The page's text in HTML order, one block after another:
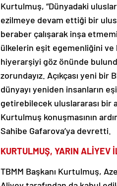
Kurtulmuş, “Dünyadaki
ezilmeye devam ettiği bir
beraber çalışarak inşa
ülkelerin eşit egemenliğini ve
hiyerarşiyi göz önünde
zorundayız. Açıkçası yeni
dünyayı yeniden insanların
getirebilecek uluslararası bir
Kurtulmuş konuşmasının
Sahibe Gafarova’ya devretti.
KURTULMUŞ, YARIN ALİYEV
TBMM Başkanı Kurtulmuş,